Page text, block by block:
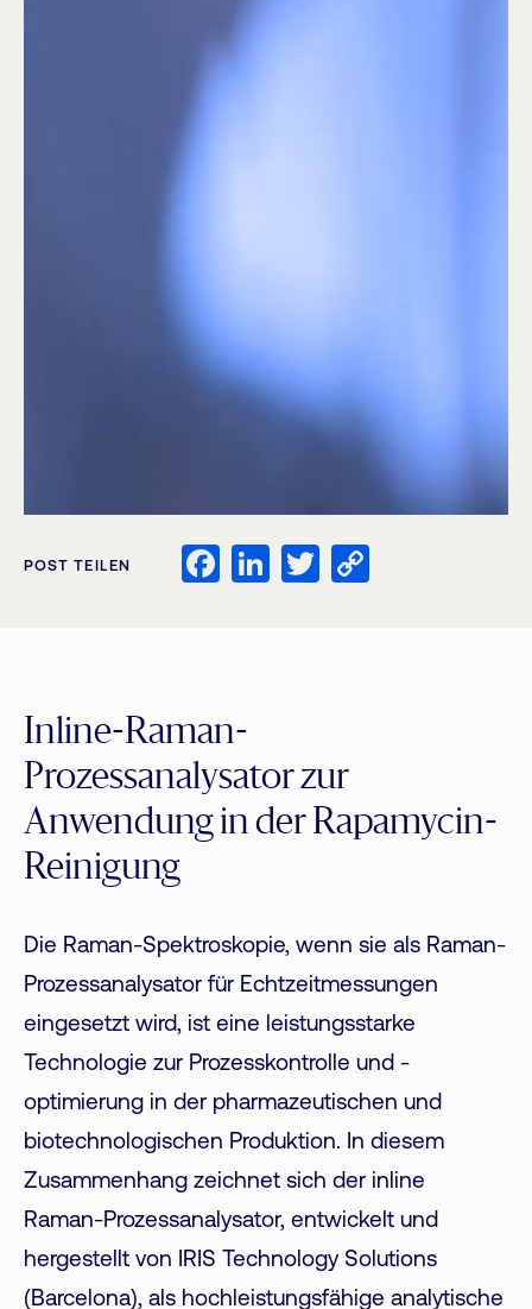
POST TEILEN Facebook
LinkedIn
Twitter
Inline-Raman-
Prozessanalysator zur
Anwendung in der Rapamycin-
Reinigung
Die Raman-Spektroskopie, wenn sie als Raman-
Prozessanalysator für Echtzeitmessungen
eingesetzt wird, ist eine leistungsstarke
Technologie zur Prozesskontrolle und -
optimierung in der pharmazeutischen und
biotechnologischen Produktion. In diesem
Zusammenhang zeichnet sich der inline
Raman-Prozessanalysator, entwickelt und
hergestellt von IRIS Technology Solutions
(Barcelona), als hochleistungsfähige analytische